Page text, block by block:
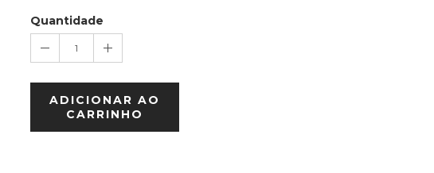
Quantidade
1
ADICIONAR AO
CARRINHO